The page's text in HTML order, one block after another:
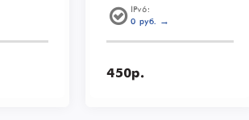
IPv6:
0 руб. →
450р.